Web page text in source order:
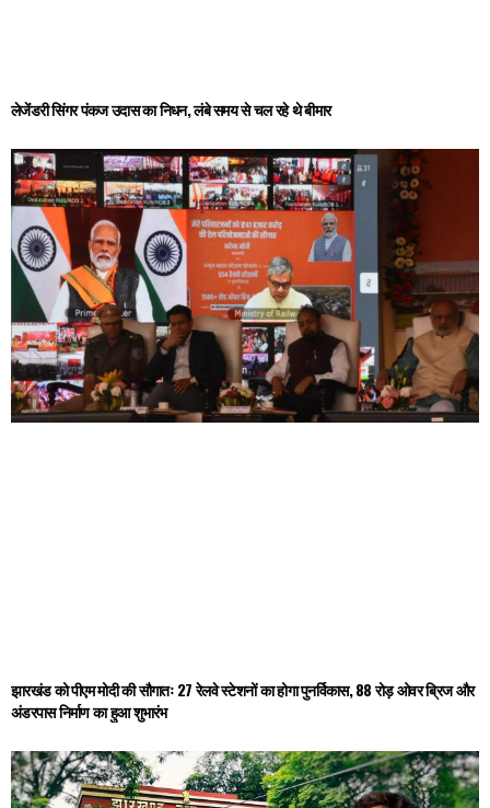
लेजेंडरी सिंगर पंकज उदास का निधन, लंबे समय से चल रहे थे बीमार
झारखंड को पीएम मोदी की सौगातः 27 रेलवे स्टेशनों का होगा पुनर्विकास, 88 रोड़ ओवर ब्रिज और
अंडरपास निर्माण का हुआ शुभारंभ